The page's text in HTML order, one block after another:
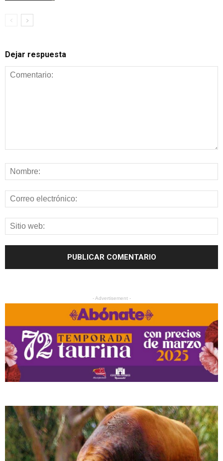
Dejar respuesta
- Advertisement -